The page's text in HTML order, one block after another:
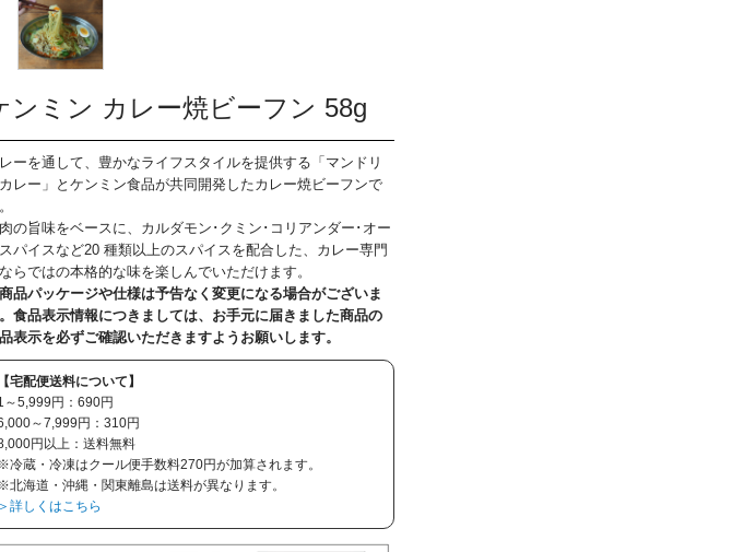
ンミン カレー焼ビーフン 58g
ーを通して、豊かなライフスタイルを提供する「マンドリ
レー」とケンミン食品が共同開発したカレー焼ビーフンで
の旨味をベースに、カルダモン･クミン･コリアンダー･オー
パイスなど20 種類以上のスパイスを配合した、カレー専門
らではの本格的な味を楽しんでいただけます。
品パッケージや仕様は予告なく変更になる場合がございま
食品表示情報につきましては、お手元に届きました商品の
表示を必ずご確認いただきますようお願いします。
【宅配便送料について】
～5,999円：690円
～7,999円：310円
円以上：送料無料
冷蔵・冷凍はクール便手数料270円が加算されます。
北海道・沖縄・関東離島は送料が異なります。
＞詳しくはこちら